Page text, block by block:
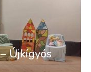
Újkígyós